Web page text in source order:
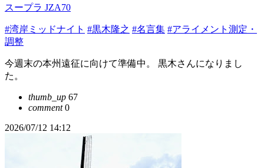
スープラ JZA70
#湾岸ミッドナイト #黒木隆之 #名言集 #アライメント測定・
調整
今週末の本州遠征に向けて準備中。 黒木さんになりまし
た。
thumb_up 67
comment0
2026/07/12 14:12